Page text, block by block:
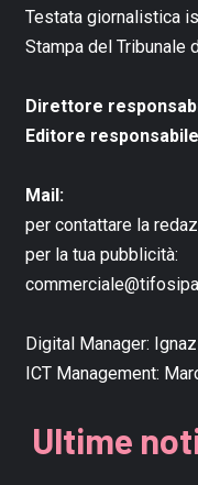
Testata giornalistica
Stampa del Tribunale
Direttore
Editore
Mail:
per contattare la
per la tua pubblicità:
Digital Manager:
ICT Management:
Ultime